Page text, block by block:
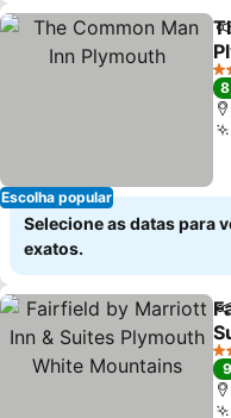
Escolha popular
4
Selecione as datas para
exatos.
3